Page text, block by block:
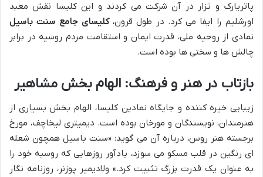
پاتریارک و تزار در آن شرکت می کردند و این کلیسا نقش معبد
اورشلیم را ایفا می کرد. در طول قرون،کلیسای جامع سنت باسیل
نمادی از روحیه ملی، قدرت ایمان و استقامت مردم روسیه در برابر
چالش ها و سختی ها بوده است.
بازتاب در هنر و فرهنگ: الهام بخش مشاهیر
زیبایی خیره کننده و جایگاه نمادین کلیسا، الهام بخش بسیاری از
هنرمندان، نویسندگان و مورخان بوده است. دیمیتری لیخاچف، مورخ
برجسته هنر روس، درباره آن می گوید: «سنت باسیل همچون شعله
ای رنگین در قلب مسکو می سوزد، یادآور روزهایی که روسیه خود را
به عنوان یک قدرت بزرگ تثبیت کرد.» ولادیمیر پوزنر، روزنامه نگار